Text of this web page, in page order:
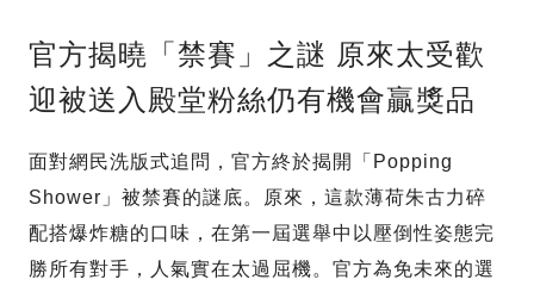
官方揭曉「禁賽」之謎 原來太受歡
迎被送入殿堂粉絲仍有機會贏獎品
面對網民洗版式追問，官方終於揭開「Popping
Shower」被禁賽的謎底。原來，這款薄荷朱古力碎
配搭爆炸糖的口味，在第一屆選舉中以壓倒性姿態完
勝所有對手，人氣實在太過屈機。官方為免未來的選